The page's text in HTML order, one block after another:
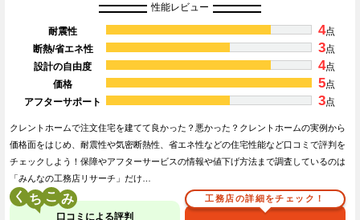
性能レビュー
耐震性 4点
断熱/省エネ性
3点
設計の自由度
4点
価格
5点
アフターサポート
3点
クレントホームで注文住宅を建てて良かった？悪かった？クレントホームの実例から
価格面をはじめ、耐震性や気密断熱性、省エネ性などの住宅性能など口コミで評判を
チェックしよう！保障やアフターサービスの情報や値下げ方法まで調査しているのは
「みんなの工務店リサーチ」だけ…
く こ
口コミによる評判
工務店の詳細をチェック！